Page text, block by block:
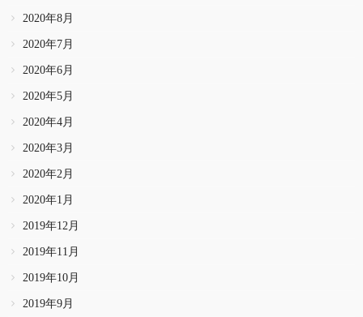
2020年8月
2020年7月
2020年6月
2020年5月
2020年4月
2020年3月
2020年2月
2020年1月
2019年12月
2019年11月
2019年10月
2019年9月